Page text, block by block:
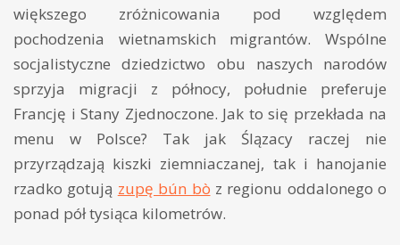
większego zróżnicowania pod względem
pochodzenia wietnamskich migrantów. Wspólne
socjalistyczne dziedzictwo obu naszych narodów
sprzyja migracji z północy, południe preferuje
Francję i Stany Zjednoczone. Jak to się przekłada na
menu w Polsce? Tak jak Ślązacy raczej nie
przyrządzają kiszki ziemniaczanej, tak i hanojanie
rzadko gotują zupę bún bò z regionu oddalonego o
ponad pół tysiąca kilometrów.